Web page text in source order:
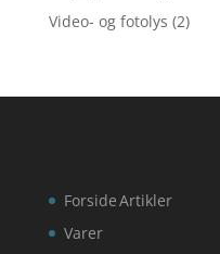
Video- og fotolys (2)
Forside
Varer
Artikler